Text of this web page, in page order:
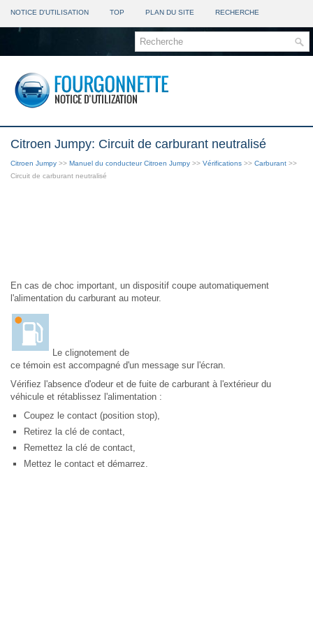
NOTICE D'UTILISATION TOP PLAN DU SITE RECHERCHE
Citroen Jumpy: Circuit de carburant neutralisé
Citroen Jumpy >> Manuel du conducteur Citroen Jumpy >> Vérifications >> Carburant >>
Circuit de carburant neutralisé
En cas de choc important, un dispositif coupe automatiquement
l'alimentation du carburant au moteur.
Le clignotement de
ce témoin est accompagné d'un message sur l'écran.
Vérifiez l'absence d'odeur et de fuite de carburant à l'extérieur du
véhicule et rétablissez l'alimentation :
Coupez le contact (position stop),
Retirez la clé de contact,
Remettez la clé de contact,
Mettez le contact et démarrez.